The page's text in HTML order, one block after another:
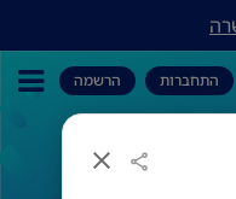
התחברות הרשמה
ית